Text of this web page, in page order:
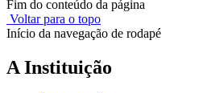
Fim do conteúdo da página
Voltar para o topo
Início da navegação de rodapé
A Instituição